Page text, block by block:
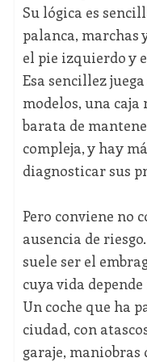
Su lógica es
palanca, marchas
el pie izquierdo y
Esa sencillez
modelos, una
barata de
compleja, y hay
diagnosticar sus
Pero conviene no
ausencia de
suele ser el
cuya vida
Un coche que ha
ciudad, con
garaje,